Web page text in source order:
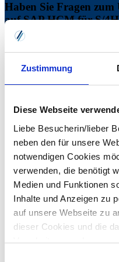
Zustimmung
Diese Webseite
Liebe Besucherin/lieber
neben den für unsere
notwendigen Cookies
verwenden, die benötigt
Medien und Funktionen
Inhalte und Anzeigen zu
auf unsere Webseite zu
dieser Cookies und die
Verarbeitung auch von
Haben Sie Fragen zum
auf SAP HCM für S/
Nehmen Sie gern Kontakt zu